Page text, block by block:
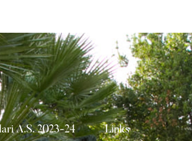
A.S. 2023-24 Links